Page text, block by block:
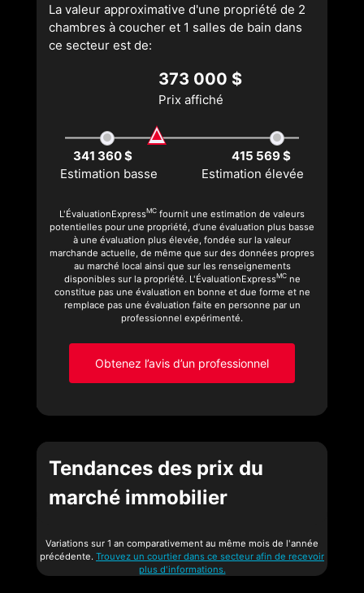
La valeur approximative d'une propriété de 2
chambres à coucher et 1 salles de bain dans
ce secteur est de:
373 000 $
Prix affiché
341 360 $
415 569 $
Estimation basse
Estimation élevée
L'ÉvaluationExpressMC fournit une estimation de valeurs
potentielles pour une propriété, d’une évaluation plus basse
à une évaluation plus élevée, fondée sur la valeur
marchande actuelle, de même que sur des données propres
au marché local ainsi que sur les renseignements
disponibles sur la propriété. L'ÉvaluationExpressMCne
constitue pas une évaluation en bonne et due forme et ne
remplace pas une évaluation faite en personne par un
professionnel expérimenté.
Obtenez l’avis d’un professionnel
Tendances des prix du
marché immobilier
Variations sur 1 an comparativement au même mois de l'année
précédente. Trouvez un courtier dans ce secteur afin de recevoir
plus d'informations.